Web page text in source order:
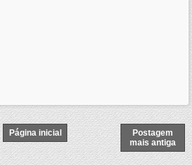
Postagem
mais antiga
Página inicial